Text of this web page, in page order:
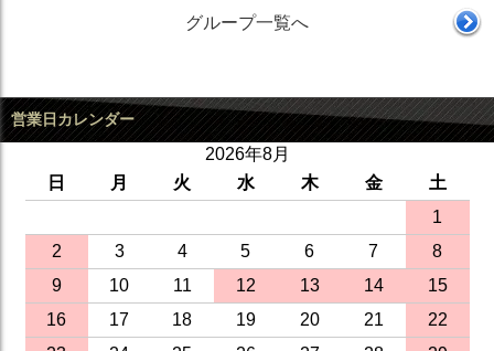
グループ一覧へ
営業日カレンダー
2026年8月
日
月 火 水 木 金
土
1
2
3 4 5 6 7
8
9
10 11 12 13 14
15
16
17 18 19 20 21
22